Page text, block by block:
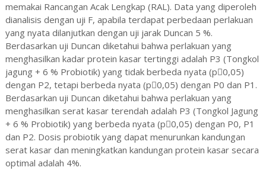
memakai Rancangan Acak Lengkap (RAL). Data yang diperoleh
dianalisis dengan uji F, apabila terdapat perbedaan perlakuan
yang nyata dilanjutkan dengan uji jarak Duncan 5 %.
Berdasarkan uji Duncan diketahui bahwa perlakuan yang
menghasilkan kadar protein kasar tertinggi adalah P3 (Tongkol
jagung + 6 % Probiotik) yang tidak berbeda nyata (p0,05)
dengan P2, tetapi berbeda nyata (p0,05) dengan P0 dan P1.
Berdasarkan uji Duncan diketahui bahwa perlakuan yang
menghasilkan serat kasar terendah adalah P3 (Tongkol Jagung
+ 6 % Probiotik) yang berbeda nyata (p0,05) dengan P0, P1
dan P2. Dosis probiotik yang dapat menurunkan kandungan
serat kasar dan meningkatkan kandungan protein kasar secara
optimal adalah 4%.